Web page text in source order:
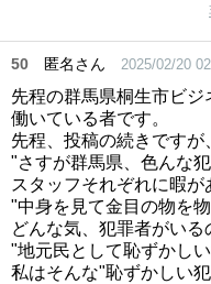
50 匿名さん 2025/02/20
先程の群馬県桐生市ビジ
働いている者です。
先程、投稿の続きですが
"さすが群馬県、色んな
スタッフそれぞれに暇
"中身を見て金目の物を物
どんな気、犯罪者がいる
"地元民として恥ずかし
私はそんな"恥ずかしい